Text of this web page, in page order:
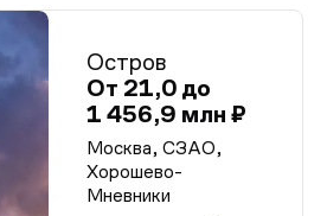
Остров
От 21,0 до
1 456,9 млн ₽
Москва, СЗАО,
Хорошево-
Мневники